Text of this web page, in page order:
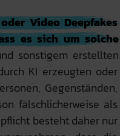
Video Deepfakes
es sich um solche
sonstigem erstellten
KI erzeugten oder
Gegenständen,
fälschlicherweise als
besteht daher nur